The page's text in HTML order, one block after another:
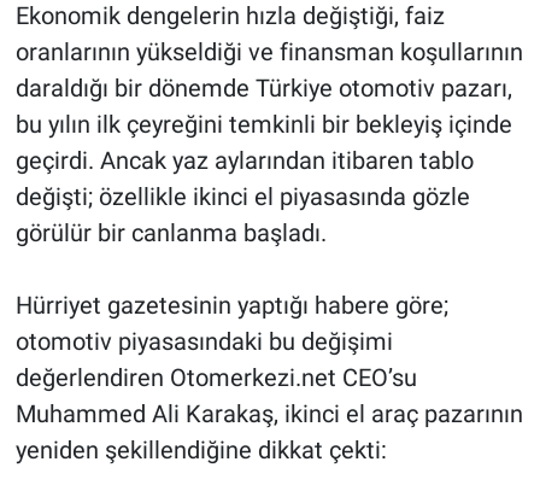
Ekonomik dengelerin hızla değiştiği, faiz
oranlarının yükseldiği ve finansman koşullarının
daraldığı bir dönemde Türkiye otomotiv pazarı,
bu yılın ilk çeyreğini temkinli bir bekleyiş içinde
geçirdi. Ancak yaz aylarından itibaren tablo
değişti; özellikle ikinci el piyasasında gözle
görülür bir canlanma başladı.
Hürriyet gazetesinin yaptığı habere göre;
otomotiv piyasasındaki bu değişimi
değerlendiren Otomerkezi.net CEO’su
Muhammed Ali Karakaş, ikinci el araç pazarının
yeniden şekillendiğine dikkat çekti: